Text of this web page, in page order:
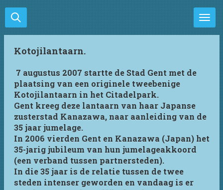
Ga
direct
naar
hoofdinhoud
Kotojilantaarn.
7 augustus 2007 startte de Stad Gent met de
plaatsing van een originele tweebenige
Kotojilantaarn in het Citadelpark.
Gent kreeg deze lantaarn van haar Japanse
zusterstad Kanazawa, naar aanleiding van de
35 jaar jumelage.
In 2006 vierden Gent en Kanazawa (Japan) het
35-jarig jubileum van hun jumelageakkoord
(een verband tussen partnersteden).
In die 35 jaar is de relatie tussen de twee
steden intenser geworden en vandaag is er